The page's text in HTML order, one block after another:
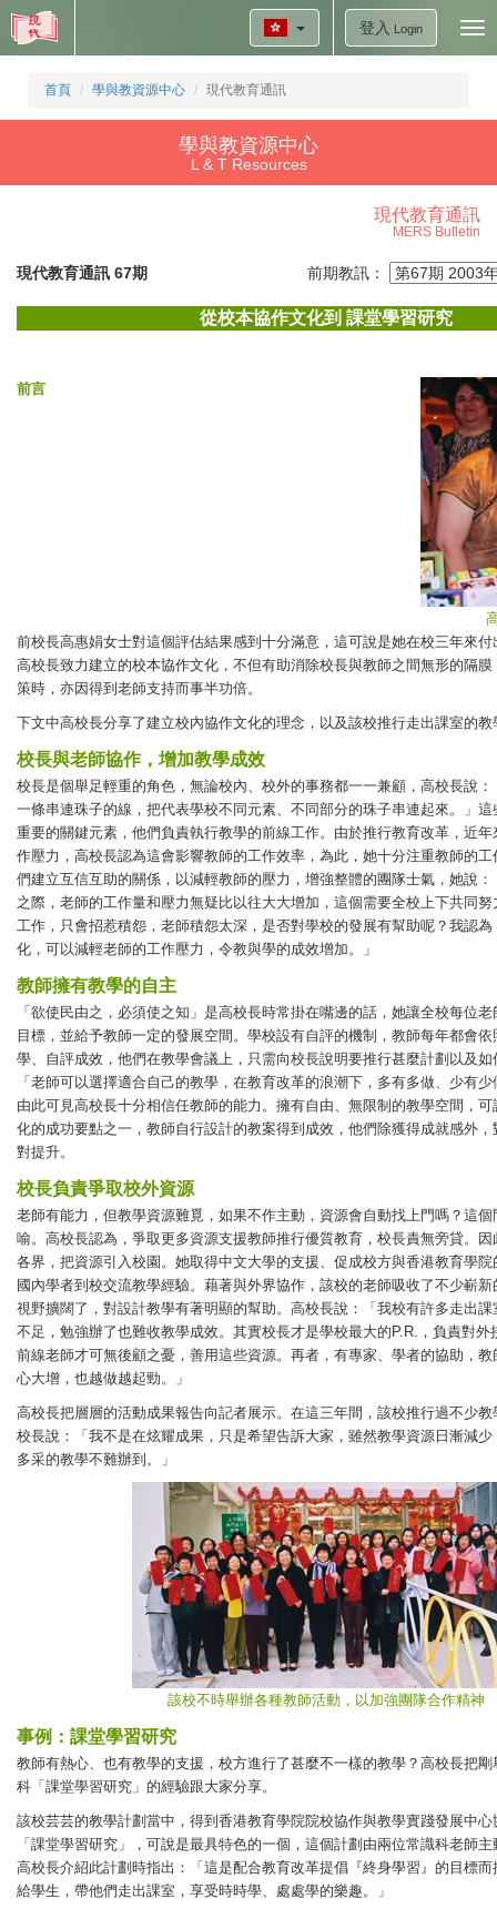
登入 Login
首頁 學與教資源中心 現代教育通訊
學與教資源中心
L & T Resources
現代教育通訊
MERS Bulletin
現代教育通訊 67期 前期教訊：
從校本協作文化到 課堂學習研究
前言
前校長高惠娟女士對這個評估結果感到十分滿意，這可說是她在校三年來
高校長致力建立的校本協作文化，不但有助消除校長與教師之間無形的隔
策時，亦因得到老師支持而事半功倍。
下文中高校長分享了建立校內協作文化的理念，以及該校推行走出課室的教
校長與老師協作，增加教學成效
校長是個舉足輕重的角色，無論校內、校外的事務都一一兼顧，高校長說
一條串連珠子的線，把代表學校不同元素、不同部分的珠子串連起來。」
重要的關鍵元素，他們負責執行教學的前線工作。由於推行教育改革，近
作壓力，高校長認為這會影響教師的工作效率，為此，她十分注重教師的
們建立互信互助的關係，以減輕教師的壓力，增強整體的團隊士氣，她說
之際，老師的工作量和壓力無疑比以往大大增加，這個需要全校上下共同
工作，只會招惹積怨，老師積怨太深，是否對學校的發展有幫助呢？我認
化，可以減輕老師的工作壓力，令教與學的成效增加。」
教師擁有教學的自主
「欲使民由之，必須使之知」是高校長時常掛在嘴邊的話，她讓全校每位
目標，並給予教師一定的發展空間。學校設有自評的機制，教師每年都會
學、自評成效，他們在教學會議上，只需向校長說明要推行甚麼計劃以及
「老師可以選擇適合自己的教學，在教育改革的浪潮下，多有多做、少有
由此可見高校長十分相信任教師的能力。擁有自由、無限制的教學空間，
化的成功要點之一，教師自行設計的教案得到成效，他們除獲得成就感外
對提升。
校長負責爭取校外資源
老師有能力，但教學資源難覓，如果不作主動，資源會自動找上門嗎？這
喻。高校長認為，爭取更多資源支援教師推行優質教育，校長責無旁貸。
各界，把資源引入校園。她取得中文大學的支援、促成校方與香港教育學
國內學者到校交流教學經驗。藉著與外界協作，該校的老師吸收了不少嶄
視野擴闊了，對設計教學有著明顯的幫助。高校長說：「我校有許多走出
不足，勉強辦了也難收教學成效。其實校長才是學校最大的P.R.，負責對外
前線老師才可無後顧之憂，善用這些資源。再者，有專家、學者的協助，
心大增，也越做越起勁。」
高校長把層層的活動成果報告向記者展示。在這三年間，該校推行過不少
校長說：「我不是在炫耀成果，只是希望告訴大家，雖然教學資源日漸減
多采的教學不難辦到。」
該校不時舉辦各種教師活動，以加強團隊合作精神
事例：課堂學習研究
教師有熱心、也有教學的支援，校方進行了甚麼不一樣的教學？高校長把
科「課堂學習研究」的經驗跟大家分享。
該校芸芸的教學計劃當中，得到香港教育學院院校協作與教學實踐發展中
「課堂學習研究」，可說是最具特色的一個，這個計劃由兩位常識科老師
高校長介紹此計劃時指出：「這是配合教育改革提倡『終身學習』的目標
給學生，帶他們走出課室，享受時時學、處處學的樂趣。」